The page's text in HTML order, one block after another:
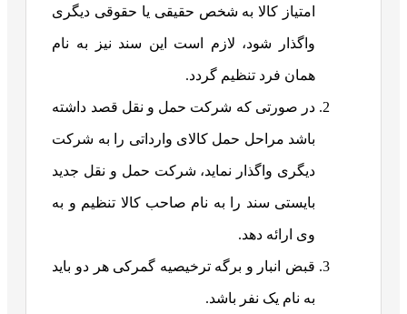
امتیاز کالا به شخص حقیقی یا حقوقی دیگری
واگذار شود، لازم است این سند نیز به نام
همان فرد تنظیم گردد.
در صورتی که شرکت حمل و نقل قصد داشته
باشد مراحل حمل کالای وارداتی را به شرکت
دیگری واگذار نماید، شرکت حمل و نقل جدید
بایستی سند را به نام صاحب کالا تنظیم و به
وی ارائه دهد.
قبض انبار و برگه ترخیصیه گمرکی هر دو باید
به نام یک نفر باشد.